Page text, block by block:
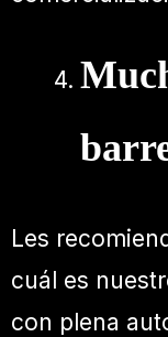
Les
cuál es
con plena